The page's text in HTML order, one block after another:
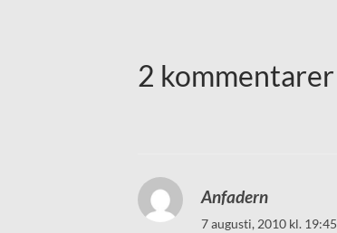
2 kommentarer
Anfadern
7 augusti, 2010 kl. 19:45